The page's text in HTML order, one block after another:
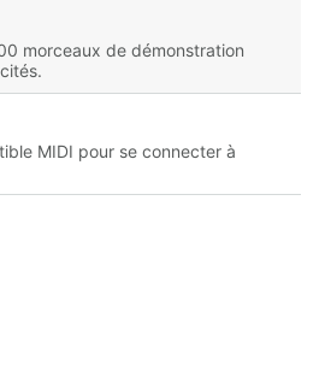
morceaux de démonstration
MIDI pour se connecter à